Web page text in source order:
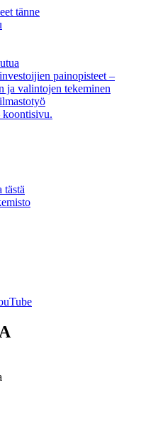
tänne
painopisteet –
ja valintojen tekeminen
koontisivu.
tästä